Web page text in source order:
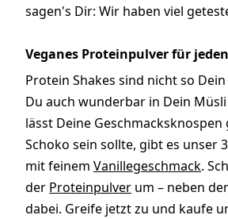
sagen's Dir: Wir haben viel
Veganes Proteinpulver für
Protein Shakes sind nicht so
Du auch wunderbar in Dein
lässt Deine
Schoko sein sollte, gibt es unser
mit feinem Vanillegeschmack.
der Proteinpulver um – neben
dabei. Greife jetzt zu und kaufe